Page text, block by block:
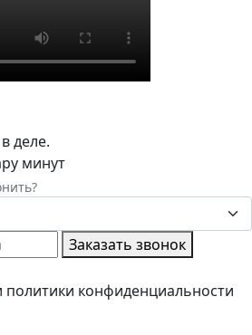
деле.
минут
Заказать звонок
политики конфиденциальности